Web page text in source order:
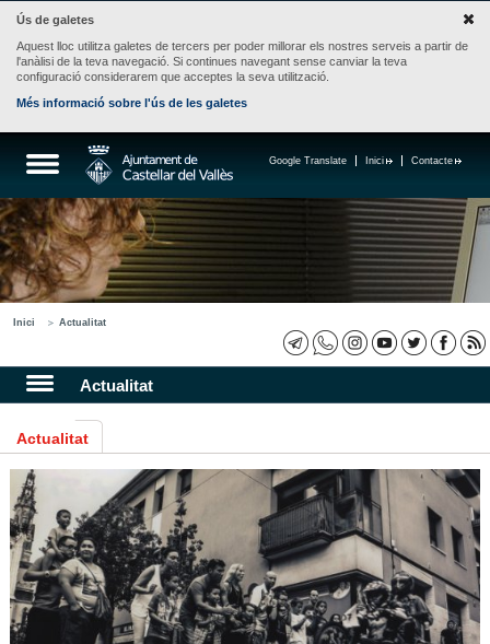
Ús de galetes
Aquest lloc utilitza galetes de tercers per poder millorar els nostres serveis a partir de
l'anàlisi de la teva navegació. Si continues navegant sense canviar la teva
configuració considerarem que acceptes la seva utilització.
Més informació sobre l'ús de les galetes
Contacte
Inici
Google Translate
Inici Actualitat
Actualitat
Actualitat